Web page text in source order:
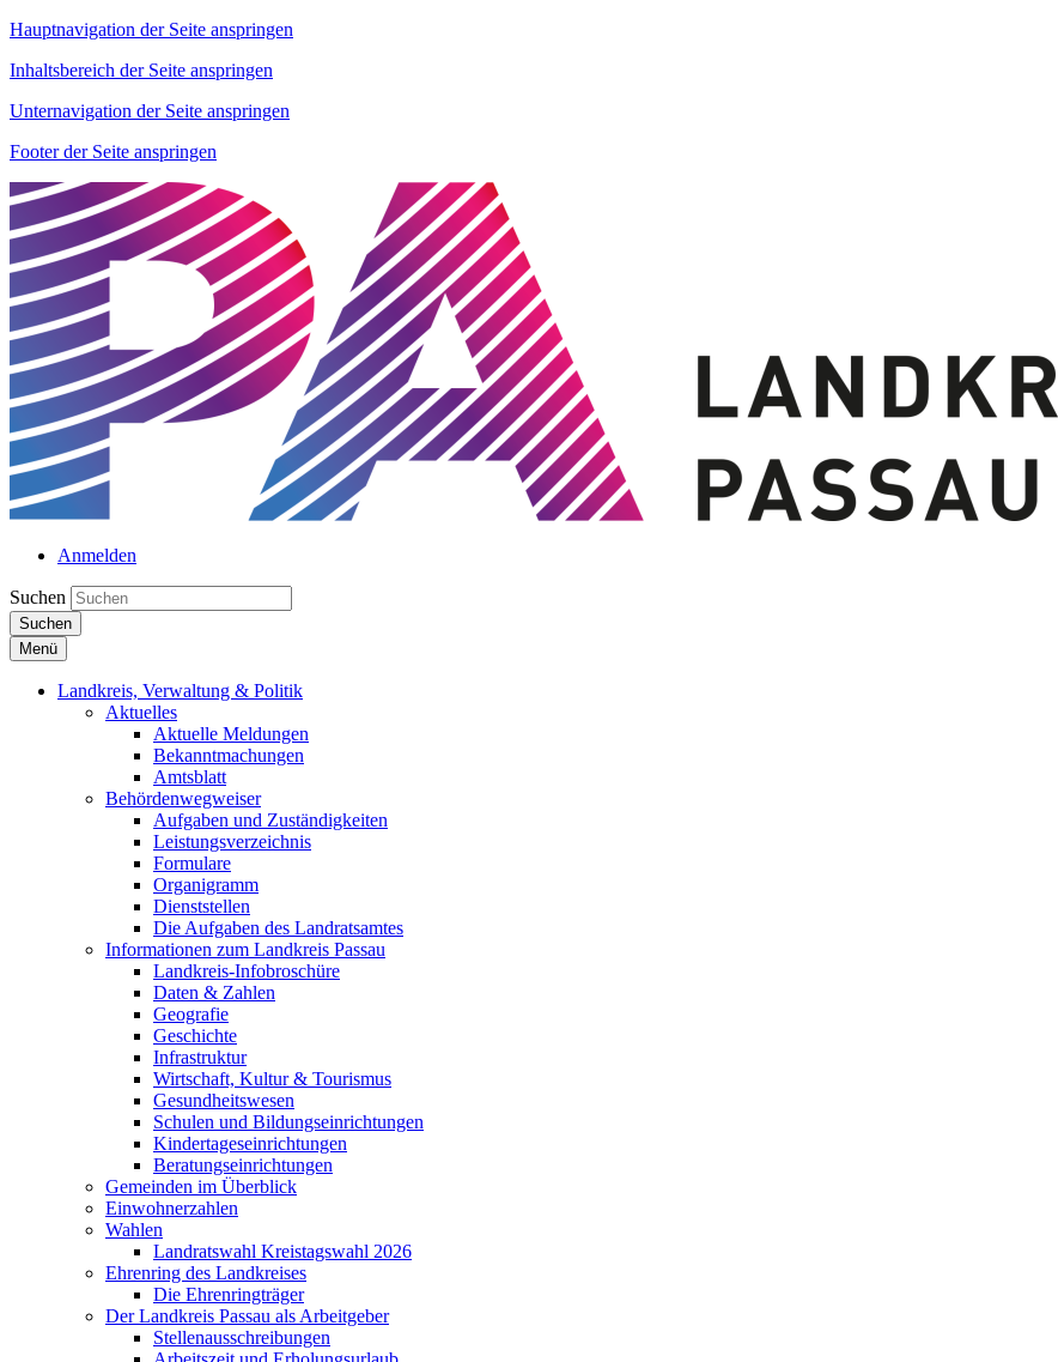
Hauptnavigation der Seite anspringen
Inhaltsbereich der Seite anspringen
Unternavigation der Seite anspringen
Footer der Seite anspringen
Anmelden
Suchen
Suchen
Menü
Landkreis, Verwaltung & Politik
Aktuelles
Aktuelle Meldungen
Bekanntmachungen
Amtsblatt
Behördenwegweiser
Aufgaben und Zuständigkeiten
Leistungsverzeichnis
Formulare
Organigramm
Dienststellen
Die Aufgaben des Landratsamtes
Informationen zum Landkreis Passau
Landkreis-Infobroschüre
Daten & Zahlen
Geografie
Geschichte
Infrastruktur
Wirtschaft, Kultur & Tourismus
Gesundheitswesen
Schulen und Bildungseinrichtungen
Kindertageseinrichtungen
Beratungseinrichtungen
Gemeinden im Überblick
Einwohnerzahlen
Wahlen
Landratswahl Kreistagswahl 2026
Ehrenring des Landkreises
Die Ehrenringträger
Der Landkreis Passau als Arbeitgeber
Stellenausschreibungen